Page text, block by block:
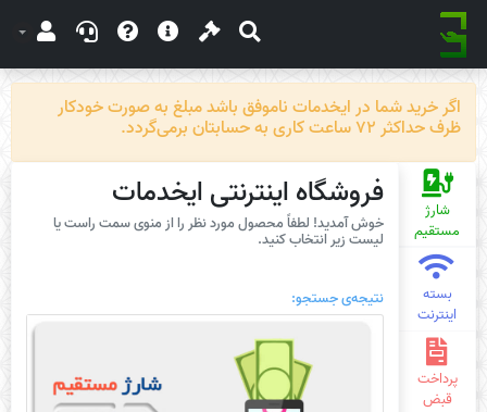
اگر خرید شما در ایخدمات ناموفق باشد مبلغ به صورت خودکار
ظرف حداکثر 72 ساعت کاری به حسابتان برمی‌گردد.
شارژ
مستقیم
بسته
اینترنت
پرداخت
قبض
فروشگاه اینترنتی ایخدمات
خوش آمدید! لطفاً محصول مورد نظر را از منوی سمت راست یا
لیست زیر انتخاب کنید.
نتیجه‌ی جستجو: